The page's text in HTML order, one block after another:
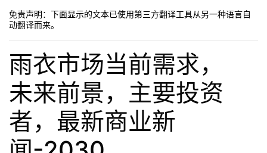
免责声明：下面显示的文本已使用第三方翻译工具从另一种语言自
动翻译而来。
雨衣市场当前需求，
未来前景，主要投资
者，最新商业新